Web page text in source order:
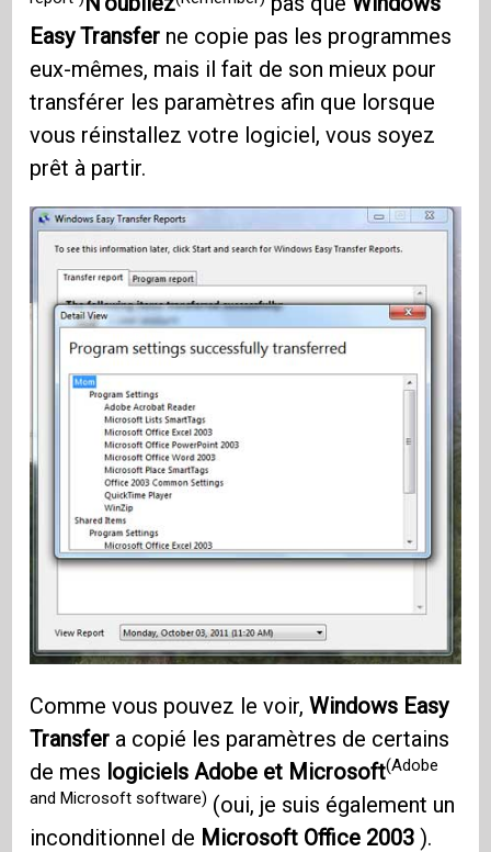
Easy Transfer ne copie pas les programmes
eux-mêmes, mais il fait de son mieux pour
transférer les paramètres afin que lorsque
vous réinstallez votre logiciel, vous soyez
prêt à partir.
Comme vous pouvez le voir,Windows Easy
Transfer a copié les paramètres de certains
de mes logiciels Adobe et Microsoft(Adobe
and Microsoft software) (oui, je suis également un
inconditionnel de Microsoft Office 2003 ).